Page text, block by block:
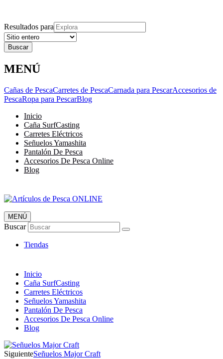
Resultados para
MENÚ
Cañas de PescaCarretes de PescaCarnada para PescarAccesorios de
PescaRopa para PescarBlog
Inicio
Caña SurfCasting
Carretes Eléctricos
Señuelos Yamashita
Pantalón De Pesca
Accesorios De Pesca Online
Blog
Artículos de Pesca ONLINE
Envió 24/7!!!
MENÚ
Buscar
Tiendas
Inicio
Caña SurfCasting
Carretes Eléctricos
Señuelos Yamashita
Pantalón De Pesca
Accesorios De Pesca Online
Blog
SiguienteSeñuelos Major Craft